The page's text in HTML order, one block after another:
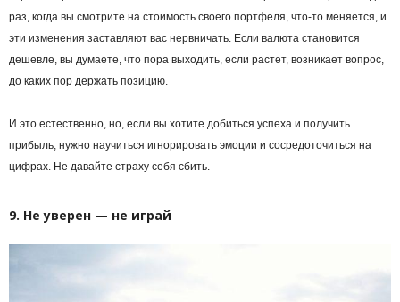
раз, когда вы смотрите на стоимость своего портфеля, что-то меняется, и
эти изменения заставляют вас нервничать. Если валюта становится
дешевле, вы думаете, что пора выходить, если растет, возникает вопрос,
до каких пор держать позицию.
И это естественно, но, если вы хотите добиться успеха и получить
прибыль, нужно научиться игнорировать эмоции и сосредоточиться на
цифрах. Не давайте страху себя сбить.
9. Не уверен — не играй